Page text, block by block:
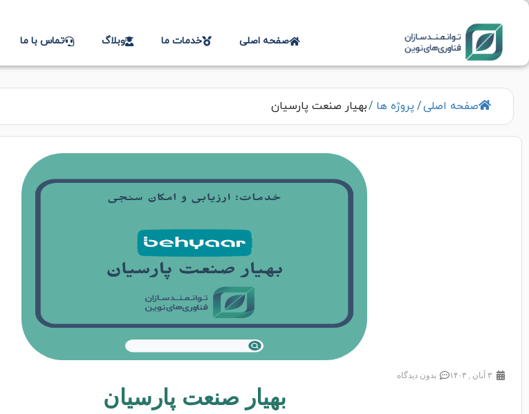
صفحه اصلی خدمات ما وبلاگ تماس با ما
صفحه اصلی/ پروژه ها /بهیار صنعت پارسیان
۳ آبان , ۱۴۰۳ بدون دیدگاه
بهیار صنعت پارسیان